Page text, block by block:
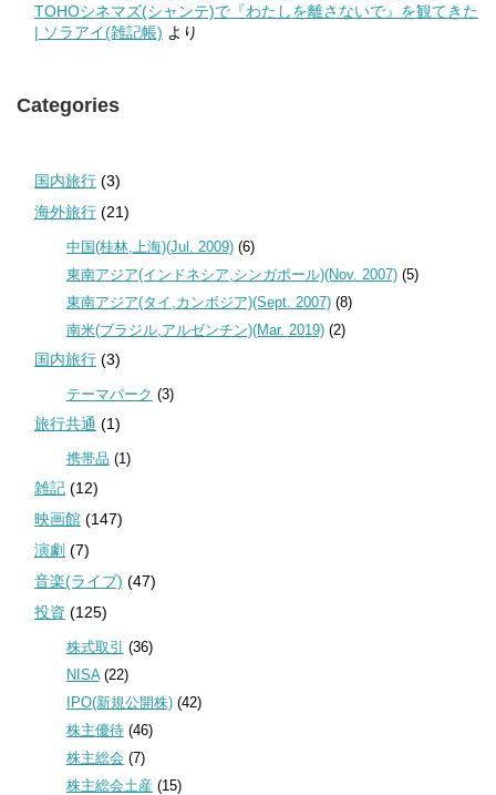
TOHOシネマズ(シャンテ)で『わたしを離さないで』を観てきた
| ソラアイ(雑記帳) より
Categories
国内旅行 (3)
海外旅行 (21)
中国(桂林,上海)(Jul. 2009)(6)
東南アジア(インドネシア,シンガポール)(Nov. 2007)(5)
東南アジア(タイ,カンボジア)(Sept. 2007)(8)
南米(ブラジル,アルゼンチン)(Mar. 2019)(2)
国内旅行 (3)
テーマパーク (3)
旅行共通 (1)
携帯品 (1)
雑記 (12)
映画館 (147)
演劇 (7)
音楽(ライブ) (47)
投資 (125)
株式取引 (36)
NISA(22)
IPO(新規公開株)(42)
株主優待(46)
株主総会 (7)
株主総会土産 (15)